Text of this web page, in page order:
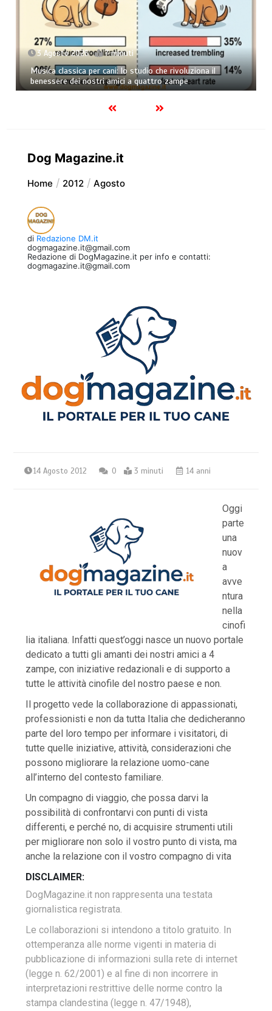
3 Agosto 2026 7 minuti
Musica classica per cani: lo studio che rivoluziona il
benessere dei nostri amici a quattro zampe
Dog Magazine.it
Home 2012 Agosto
di Redazione DM.it
dogmagazine.it@gmail.com
Redazione di DogMagazine.it per info e contatti:
dogmagazine.it@gmail.com
14 Agosto 2012 0 3 minuti 14 anni
Oggi
parte
una
nuov
a
avve
ntura
nella
cinofi
lia italiana. Infatti quest’oggi nasce un nuovo portale
dedicato a tutti gli amanti dei nostri amici a 4
zampe, con iniziative redazionali e di supporto a
tutte le attività cinofile del nostro paese e non.
Il progetto vede la collaborazione di appassionati,
professionisti e non da tutta Italia che dedicheranno
parte del loro tempo per informare i visitatori, di
tutte quelle iniziative, attività, considerazioni che
possono migliorare la relazione uomo-cane
all’interno del contesto familiare.
Un compagno di viaggio, che possa darvi la
possibilità di confrontarvi con punti di vista
differenti, e perché no, di acquisire strumenti utili
per migliorare non solo il vostro punto di vista, ma
anche la relazione con il vostro compagno di vita
DISCLAIMER:
DogMagazine.it non rappresenta una testata
giornalistica registrata.
Le collaborazioni si intendono a titolo gratuito. In
ottemperanza alle norme vigenti in materia di
pubblicazione di informazioni sulla rete di internet
(legge n. 62/2001) e al fine di non incorrere in
interpretazioni restrittive delle norme contro la
stampa clandestina (legge n. 47/1948),